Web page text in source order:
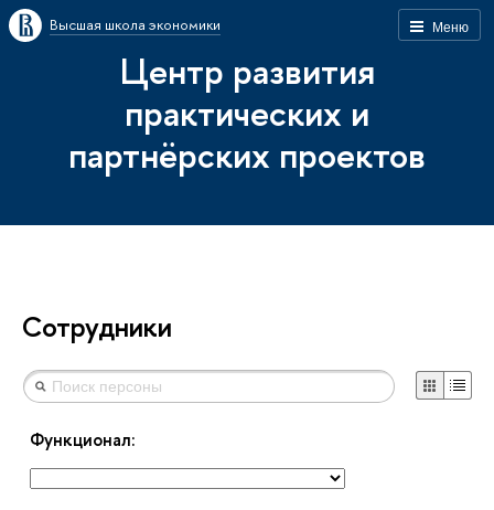
Меню
Высшая школа экономики
Центр развития
практических и
партнёрских проектов
Сотрудники
Функционал: